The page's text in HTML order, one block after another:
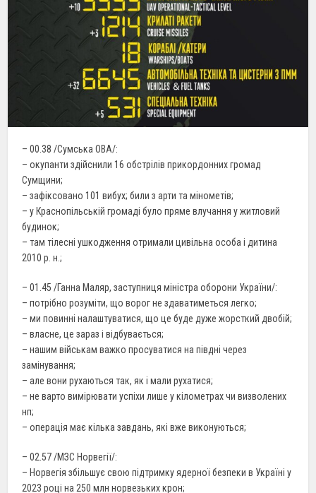
– 00.38 /Сумська ОВА/:
– окупанти здійснили 16 обстрілів прикордонних громад
Сумщини;
– зафіксовано 101 вибух; били з арти та мінометів;
– у Краснопільській громаді було пряме влучання у житловий
будинок;
– там тілесні ушкодження отримали цивільна особа і дитина
2010 р. н.;
– 01.45 /Ганна Маляр, заступниця міністра оборони України/:
– потрібно розуміти, що ворог не здаватиметься легко;
– ми повинні налаштуватися, що це буде дуже жорсткий двобій;
– власне, це зараз і відбувається;
– нашим військам важко просуватися на півдні через
замінування;
– але вони рухаються так, як і мали рухатися;
– не варто вимірювати успіхи лише у кілометрах чи визволених
нп;
– операція має кілька завдань, які вже виконуються;
– 02.57 /МЗС Норвегії/:
– Норвегія збільшує свою підтримку ядерної безпеки в Україні у
2023 році на 250 млн норвезьких крон;